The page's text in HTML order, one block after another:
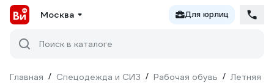
Москва Для юрлиц
Поиск в каталоге
Главная / Спецодежда и СИЗ / Рабочая обувь / Летняя